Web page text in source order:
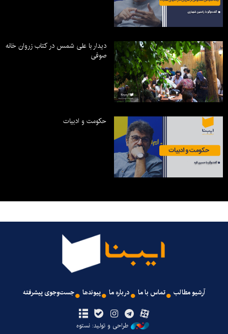
دیدار با علی شمس در کتاب زروان خانه
صوفی
حکومت و ادبیات
آرشیو مطالب تماس با ما درباره ما پیوندها جست‌وجوی پیشرفته
طراحی و تولید: نستوه